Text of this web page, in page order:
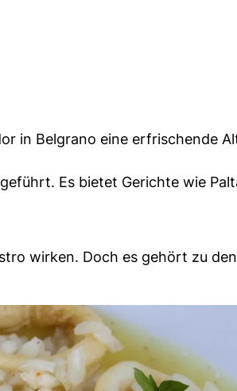
in Belgrano eine erfrischende
Es bietet Gerichte wie
wirken. Doch es gehört zu den